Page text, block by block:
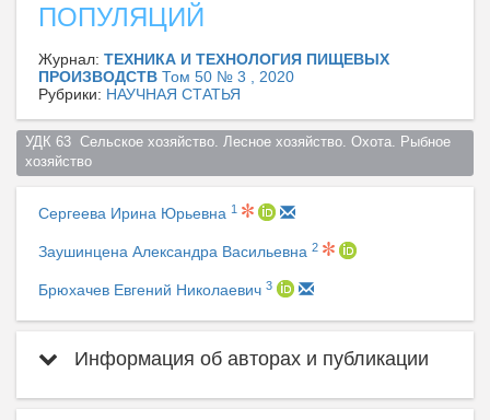
ПОПУЛЯЦИЙ
Журнал: ТЕХНИКА И ТЕХНОЛОГИЯ ПИЩЕВЫХ
ПРОИЗВОДСТВ Том 50 № 3 , 2020
Рубрики: НАУЧНАЯ СТАТЬЯ
УДК 63  Сельское хозяйство. Лесное хозяйство. Охота. Рыбное
хозяйство
Сергеева Ирина Юрьевна 1
Заушинцена Александра Васильевна 2
Брюхачев Евгений Николаевич 3
Информация об авторах и публикации